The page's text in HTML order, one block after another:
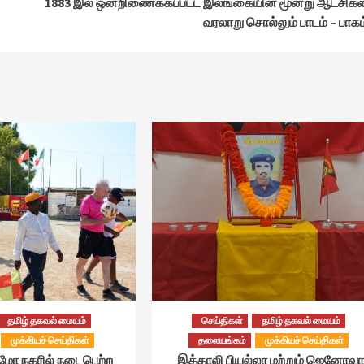
வரலாறு சொல்லும் பாடம் –
தமிழ் தகவல் மையம்
முக்கியச் செய்திகள்
நகரில் நடைபெற்ற
செய்திகள்
தமிழ் தகவல் மையம்
தலையங்கம்
முக்கியச் செய்திகள்
இத்தாலி பியல்லா மற்றும் ஜெனோவா